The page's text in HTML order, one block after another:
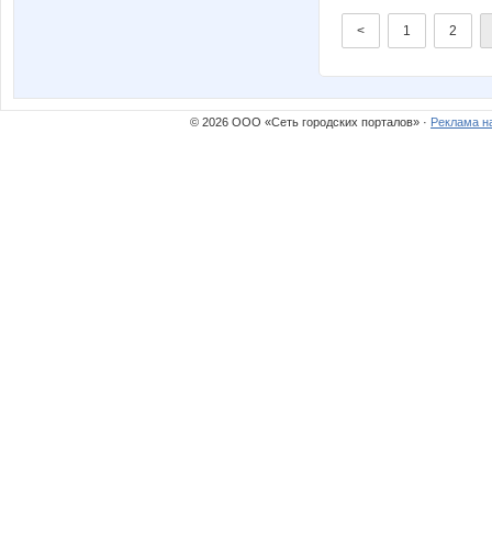
< 1 2
© 2026 ООО «Сеть городских порталов» · Реклама